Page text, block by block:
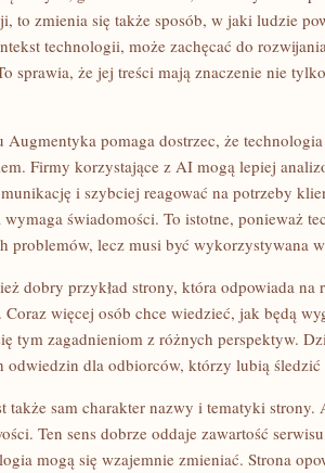
to zmienia się także sposób, w jaki ludzie
technologii, może zachęcać do
sprawia, że jej treści mają znaczenie nie
Augmentyka pomaga dostrzec, że
Firmy korzystające z AI mogą lepiej
i szybciej reagować na potrzeby
wymaga świadomości. To istotne, ponieważ
problemów, lecz musi być wykorzystywana
dobry przykład strony, która odpowiada na
Coraz więcej osób chce wiedzieć, jak będą
tym zagadnieniom z różnych perspektyw.
odwiedzin dla odbiorców, którzy lubią śledzić
także sam charakter nazwy i tematyki
Ten sens dobrze oddaje zawartość
mogą się wzajemnie zmieniać. Strona